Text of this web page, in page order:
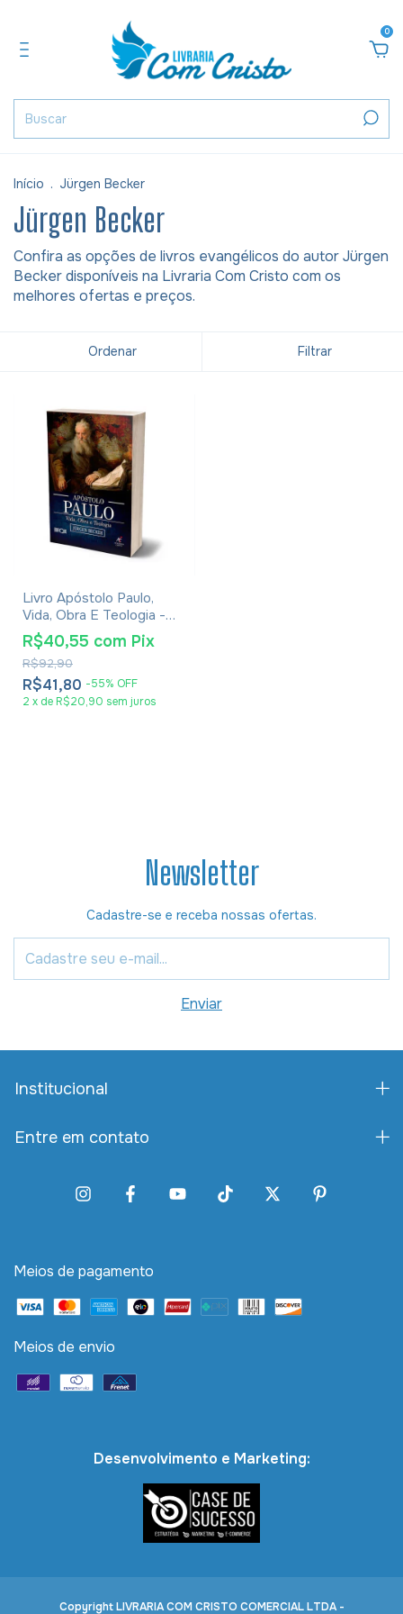
0
Início . Jürgen Becker
Jürgen Becker
Confira as opções de livros evangélicos do autor Jürgen
Becker disponíveis na Livraria Com Cristo com os
melhores ofertas e preços.
Ordenar Filtrar
Livro Apóstolo Paulo,
Vida, Obra E Teologia -
Jürgen Becker
R$41,80 -55% OFF
R$92,90
R$40,55 com Pix
2 x de R$20,90 sem juros
Newsletter
Cadastre-se e receba nossas ofertas.
Institucional
Entre em contato
Meios de pagamento
Meios de envio
Desenvolvimento e Marketing:
Copyright LIVRARIA COM CRISTO COMERCIAL LTDA -